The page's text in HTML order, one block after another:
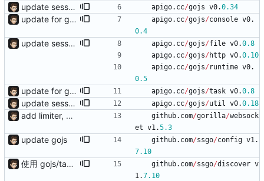
update session.save add response.makeAsync, default use sync mode and not need response.end() apigo. cc/gojs v0.0.34
update for gojs apigo. cc/gojs/console v0.
0.4
update session.save add response.makeAsync, default use sync mode and not need response.end() apigo. cc/gojs/file v0.0.8
apigo. cc/gojs/ http v0.0.10
apigo. cc/gojs/ runtime v0.
0.5
update for gojs apigo. cc/gojs/task v0.0.8
update session.save add response.makeAsync, default use sync mode and not need response.end() apigo. cc/gojs/util v0.0.18
add limiter, verify, session, websocket ... github. com/gorilla/websock
et v1.5.3
update gojs github. com/ssgo/config v1.
7.10
使用 gojs/task 代替内置任务 支持 load 加载的服务热更新（需配置hotLoad） 增强唯一id获取（使用新算法，依赖Redis） session支持基于细粒度权限匹配（传入支持的功能列表匹配） github. com/ssgo/discover v
1.7.10